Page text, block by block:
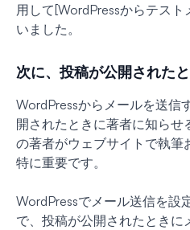
用して[WordPressからテス
いました。
次に、投稿が公開された
WordPressからメールを送信
開されたときに著者に知らせ
の著者がウェブサイトで執筆
特に重要です。
WordPressでメール送信を設
で、投稿が公開されたとき